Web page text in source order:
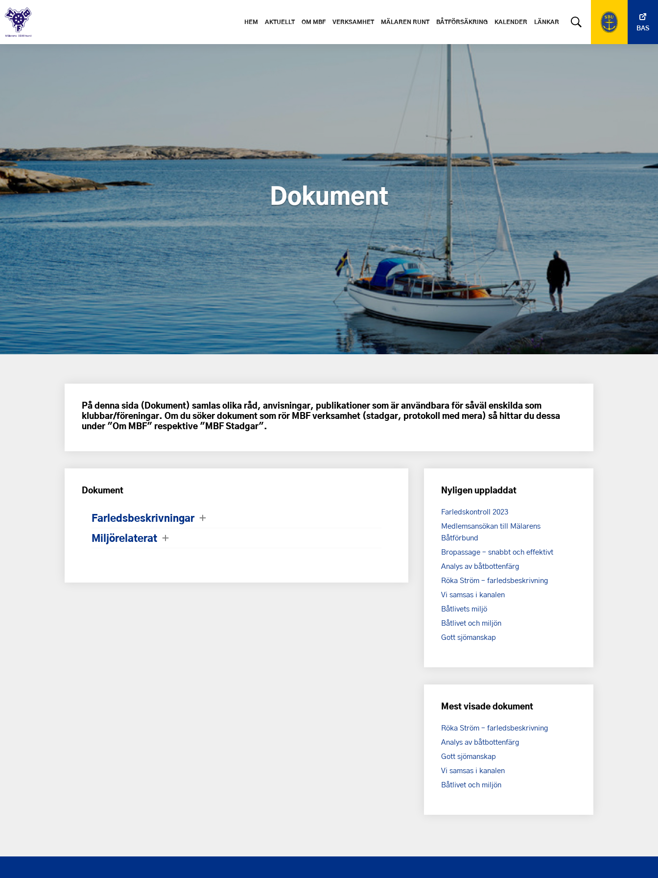
HEM AKTUELLT OM MBF VERKSAMHET MÄLAREN RUNT BÅTFÖRSÄKRING KALENDER LÄNKAR
BAS
Dokument
På denna sida (Dokument) samlas olika råd, anvisningar, publikationer som är användbara för såväl enskilda som
klubbar/föreningar. Om du söker dokument som rör MBF verksamhet (stadgar, protokoll med mera) så hittar du dessa
under "Om MBF" respektive "MBF Stadgar".
Dokument
Farledsbeskrivningar
Miljörelaterat
Nyligen uppladdat
Farledskontroll 2023
Medlemsansökan till Mälarens
Båtförbund
Bropassage – snabbt och effektivt
Analys av båtbottenfärg
Röka Ström – farledsbeskrivning
Vi samsas i kanalen
Båtlivets miljö
Båtlivet och miljön
Gott sjömanskap
Mest visade dokument
Röka Ström – farledsbeskrivning
Analys av båtbottenfärg
Gott sjömanskap
Vi samsas i kanalen
Båtlivet och miljön